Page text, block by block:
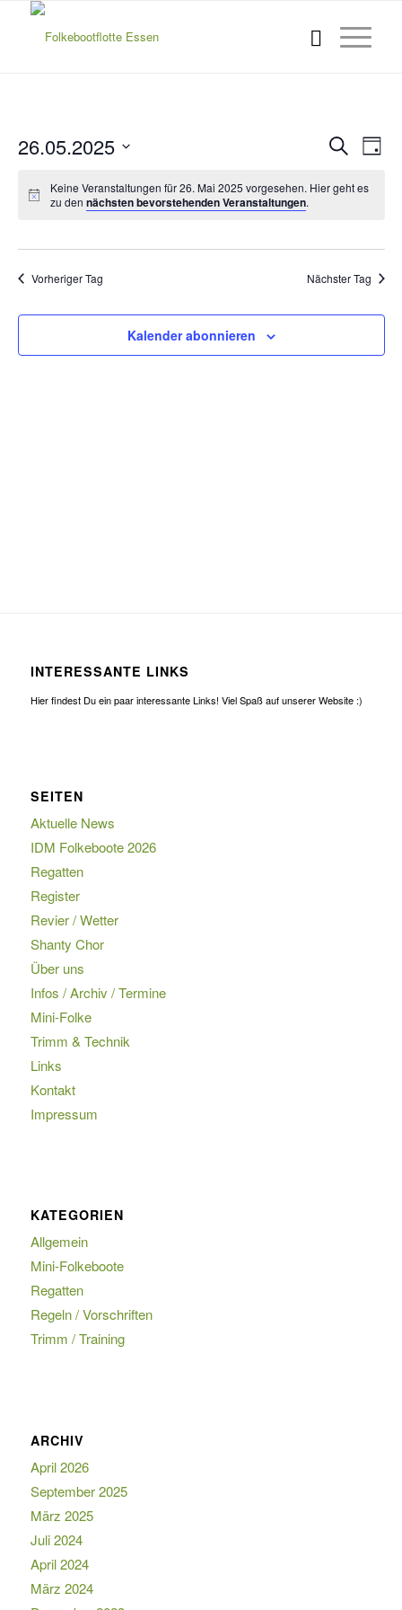
und
Suche
Tag
26.05.2025
wählen.Keine Veranstaltungen für 26. Mai 2025 vorgesehen. Hier geht es
zu den nächsten bevorstehenden Veranstaltungen.
Vorheriger Tag Nächster Tag
Kalender abonnieren
INTERESSANTE LINKS
Hier findest Du ein paar interessante Links! Viel Spaß auf unserer Website :)
SEITEN
Aktuelle News
IDM Folkeboote 2026
Regatten
Register
Revier / Wetter
Shanty Chor
Über uns
Infos / Archiv / Termine
Mini-Folke
Trimm & Technik
Links
Kontakt
Impressum
KATEGORIEN
Allgemein
Mini-Folkeboote
Regatten
Regeln / Vorschriften
Trimm / Training
ARCHIV
April 2026
September 2025
März 2025
Juli 2024
April 2024
März 2024